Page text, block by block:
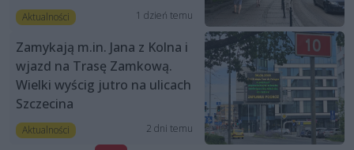
Aktualności 1 dzień temu
Zamykają m.in. Jana z Kolna i
wjazd na Trasę Zamkową.
Wielki wyścig jutro na ulicach
Szczecina
Aktualności 2 dni temu